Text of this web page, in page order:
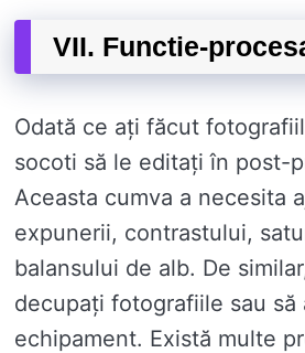
VII. Functie-
Odată ce ați făcut
socoti să le editați în post-
Aceasta cumva a necesita
expunerii, contrastului,
balansului de alb. De
decupați fotografiile sau să
echipament. Există multe